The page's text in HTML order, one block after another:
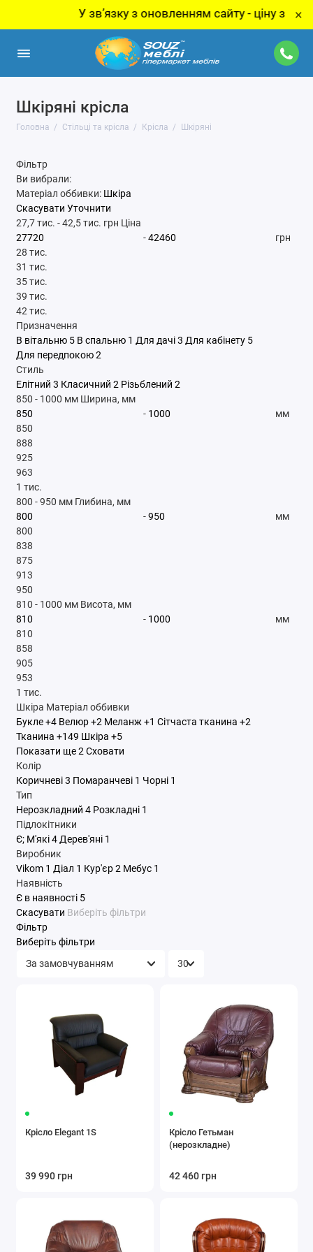
У звʼязку з оновленням сайту - ціну за товар
×
Шкіряні крісла
Головна Стільці та крісла Крісла Шкіряні
Фільтр
Ви вибрали:
Матеріал оббивки: Шкіра
Скасувати Уточнити
27,7 тис. -42,5 тис. грн Ціна
-
грн
28 тис.
31 тис.
35 тис.
39 тис.
42 тис.
Призначення
В вітальню 5 В спальню 1 Для дачі 3 Для кабінету 5
Для передпокою 2
Стиль
Елітний 3 Класичний 2 Різьблений 2
850 - 1000 мм Ширина, мм
-
мм
850
888
925
963
1 тис.
800 -950 мм Глибина, мм
-
мм
800
838
875
913
950
810 - 1000 мм Висота, мм
-
мм
810
858
905
953
1 тис.
Шкіра Матеріал оббивки
Букле +4 Велюр +2 Меланж +1 Сітчаста тканина +2
Тканина +149 Шкіра +5
Показати ще 2Сховати
Колір
Коричневі 3 Помаранчеві 1 Чорні 1
Тип
Нерозкладний 4 Розкладні 1
Підлокітники
Є; М'які 4 Дерев'яні 1
Виробник
Vikom 1 Діал 1 Кур'єр 2 Мебус 1
Наявність
Є в наявності 5
Скасувати Виберіть фільтри
Фільтр
Виберіть фільтри
Крісло Elegant 1S
39 990 грн
Крісло Гетьман
(нерозкладне)
42 460 грн